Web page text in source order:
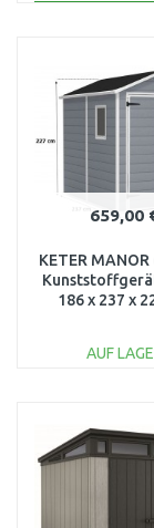
659,00
KETER MANOR
186 x 237 x
AUF